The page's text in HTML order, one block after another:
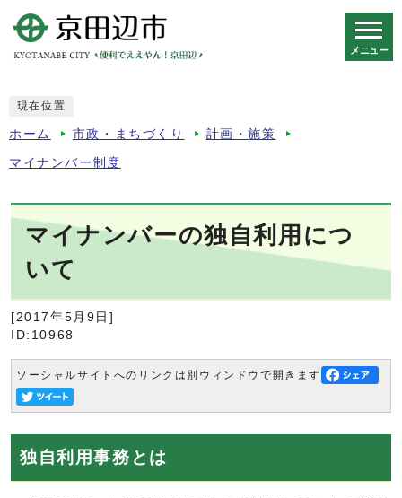
メニュー
現在位置
ホーム 市政・まちづくり 計画・施策
マイナンバー制度
マイナンバーの独自利用につ
いて
[2017年5月9日]
ID:10968
ソーシャルサイトへのリンクは別ウィンドウで開きます
独自利用事務とは